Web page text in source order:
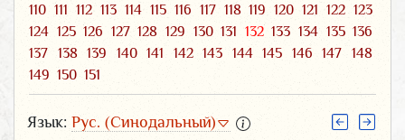
110 111 112 113 114 115 116 117 118 119 120 121 122 123
124 125 126 127 128 129 130 131 132 133 134 135 136
137
138 139 140 141 142 143 144 145 146 147
148
149 150 151
Язык: Рус. (Синодальный)